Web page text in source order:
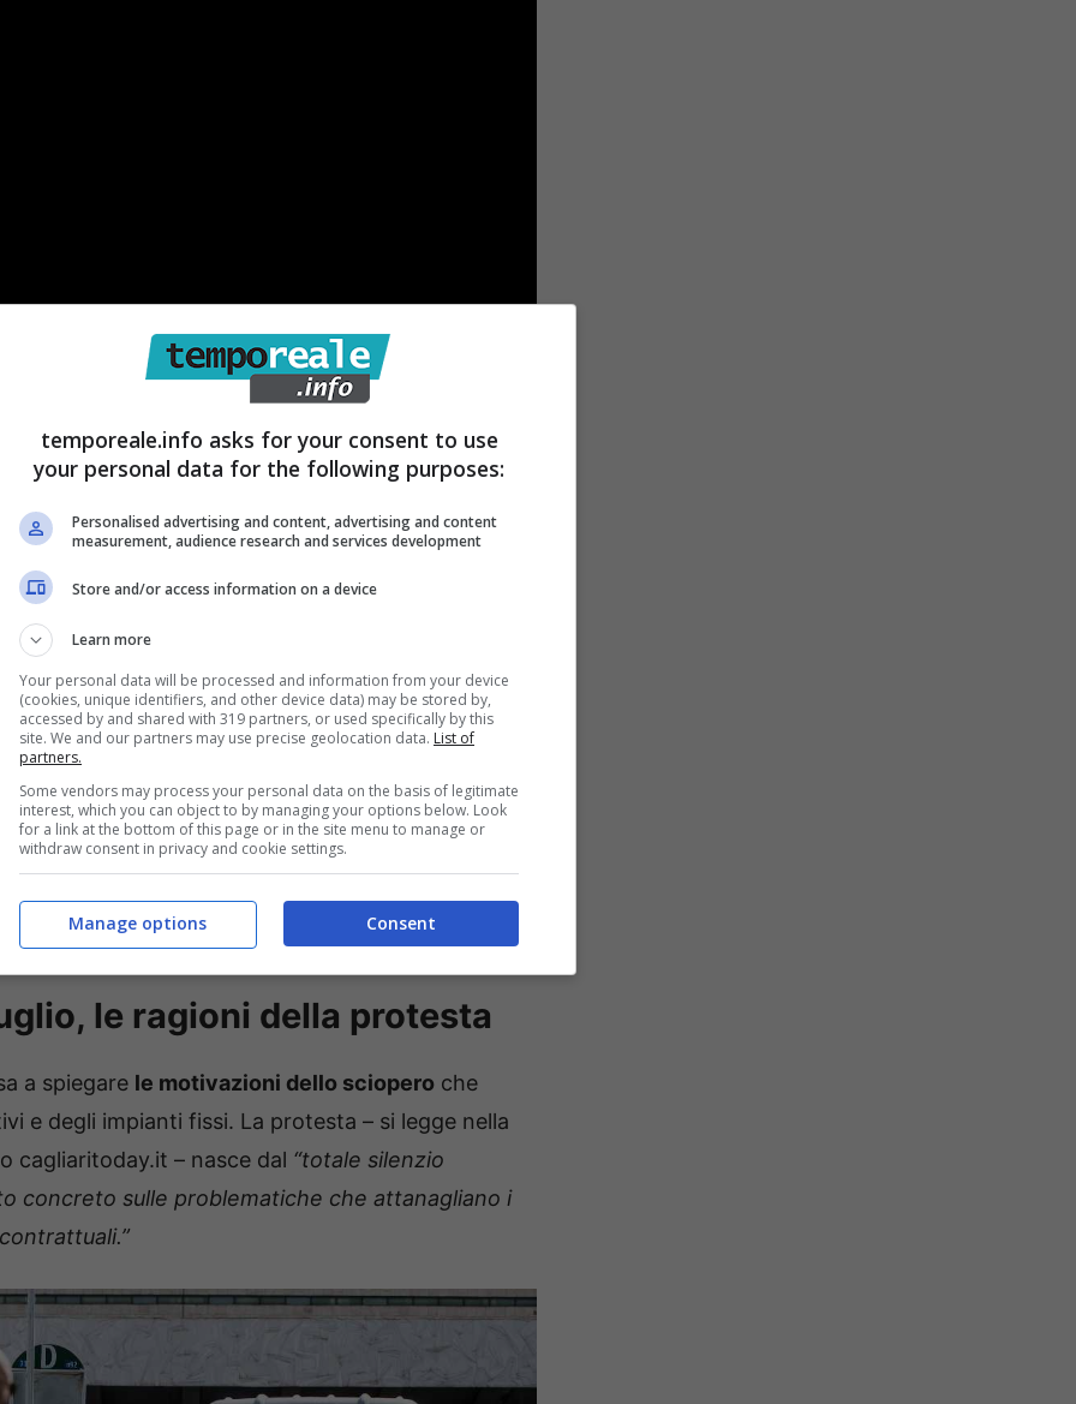
nel settore dei trasporti che coinvolgeranno varie
pubblicato nell’apposita sezione del sito del
quale sono riportate, dettagliatamente, i giorni
La prima del lungo elenco è prevista tra poche
a incrociare le braccia sarannoi dipendenti
Trasporti che gestisce i collegamenti bus,
c’è stato lo scorso 3 giugno con un’adesione
di sciopero è stata indetta dal sindacato
24 orecon fasce di garanzie per gli autobus dalle 6
dalle 5.44 alle 8.44 e dalle 12.45 alle 15.44. Per
di garanzia sono tra le 6 e le 8.59 e le 12.45 e le
le ragioni della protesta
a spiegare le motivazioni dello sciopero che
e degli impianti fissi. La protesta – si legge nella
cagliaritoday.it – nasce dal “totale silenzio
concreto sulle problematiche che attanagliano i
temporeale.info asks for your consent to use
your personal data for the following purposes:
Personalised advertising and content, advertising and content
measurement, audience research and services development
Store and/or access information on a device
Learn more
Your personal data will be processed and information from your device
(cookies, unique identifiers, and other device data) may be stored by,
accessed by and shared with 319 partners, or used specifically by this
site. We and our partners may use precise geolocation data. List of
partners.
Some vendors may process your personal data on the basis of legitimate
interest, which you can object to by managing your options below. Look
for a link at the bottom of this page or in the site menu to manage or
withdraw consent in privacy and cookie settings.
Consent
Manage options